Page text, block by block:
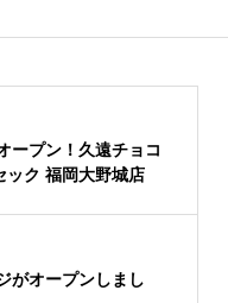
ープン！久遠チョコ
ック 福岡大野城店
がオープンしまし